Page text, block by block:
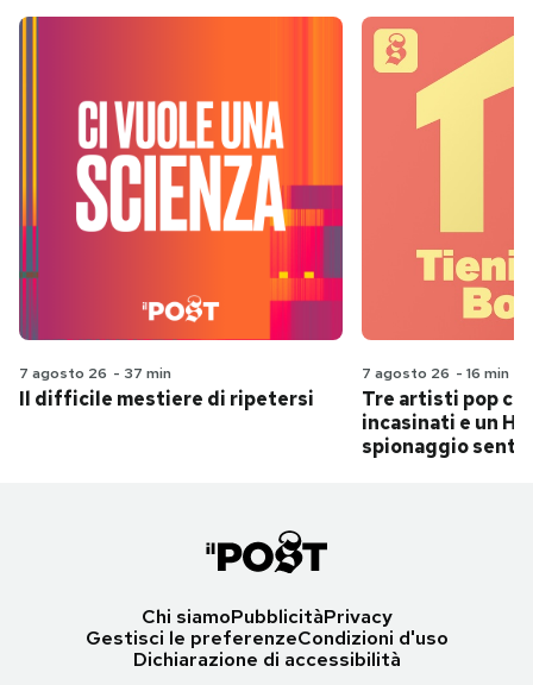
7 agosto 26 - 37 min
Il difficile mestiere di ripetersi
7 agosto 26 - 16 min
Tre artisti pop
incasinati e un
spionaggio
Chi siamoPubblicitàPrivacy
Gestisci le preferenzeCondizioni d'uso
Dichiarazione di accessibilità